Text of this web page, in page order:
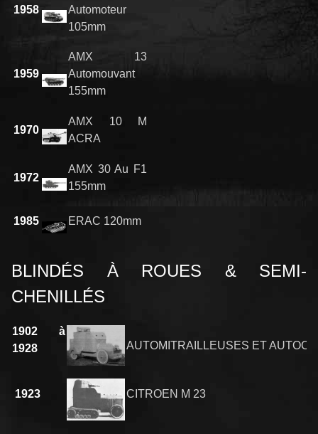
1958
Automoteur
105mm
1959
AMX 13
Automouvant
155mm
1970
AMX 10 M
ACRA
1972
AMX 30 Au F1
155mm
1985 ERAC 120mm
BLINDÉS À ROUES & SEMI-
CHENILLÉS
1902 à
1928
AUTOMITRAILLEUSES ET
1923 CITROEN M 23